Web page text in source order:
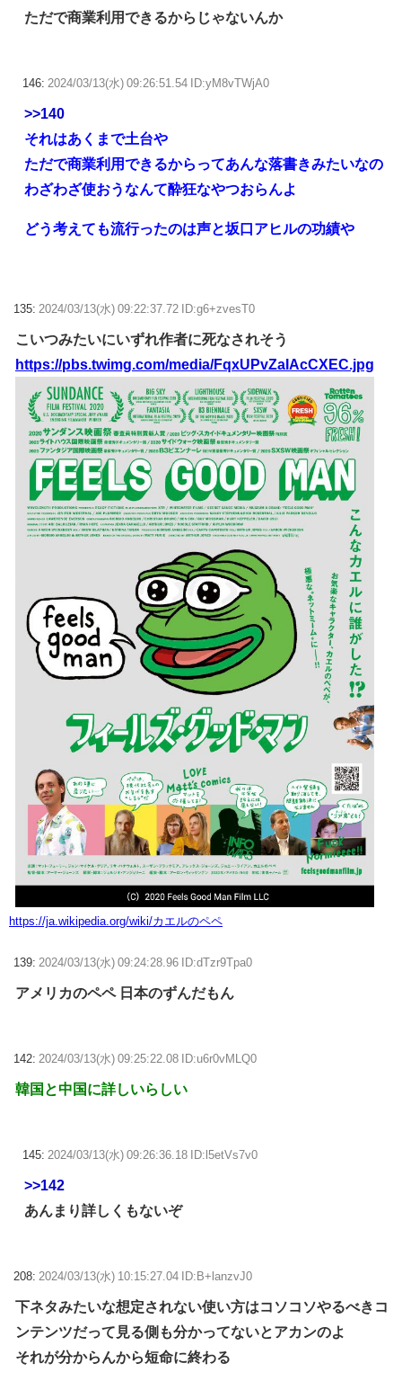
ただで商業利用できるからじゃないんか
146: 2024/03/13(水) 09:26:51.54 ID:yM8vTWjA0
>>140
それはあくまで土台や
ただで商業利用できるからってあんな落書きみたいなの
わざわざ使おうなんて酔狂なやつおらんよ
どう考えても流行ったのは声と坂口アヒルの功績や
135: 2024/03/13(水) 09:22:37.72 ID:g6+zvesT0
こいつみたいにいずれ作者に死なされそう
https://pbs.twimg.com/media/FqxUPvZaIAcCXEC.jpg
https://ja.wikipedia.org/wiki/カエルのペペ
139: 2024/03/13(水) 09:24:28.96 ID:dTzr9Tpa0
アメリカのペペ 日本のずんだもん
142: 2024/03/13(水) 09:25:22.08 ID:u6r0vMLQ0
韓国と中国に詳しいらしい
145: 2024/03/13(水) 09:26:36.18 ID:l5etVs7v0
>>142
あんまり詳しくもないぞ
208: 2024/03/13(水) 10:15:27.04 ID:B+lanzvJ0
下ネタみたいな想定されない使い方はコソコソやるべきコ
ンテンツだって見る側も分かってないとアカンのよ
それが分からんから短命に終わる